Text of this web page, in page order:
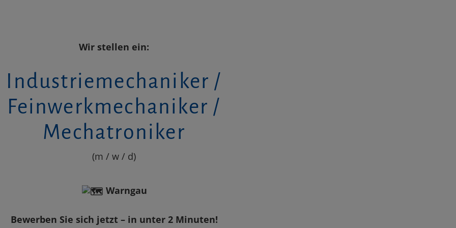
Wir stellen ein:
Industriemechaniker /
Feinwerkmechaniker /
Mechatroniker
(m / w / d)
Warngau
Bewerben Sie sich jetzt – in unter 2 Minuten!